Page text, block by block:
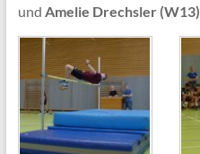
und Amelie Drechsler (W13)